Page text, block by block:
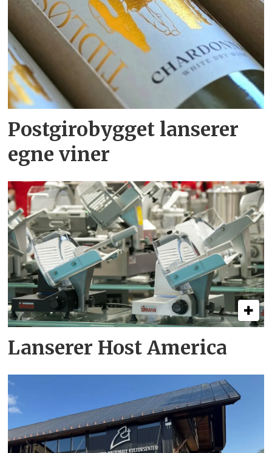
Postgirobygget lanserer
egne viner
Lanserer Host America